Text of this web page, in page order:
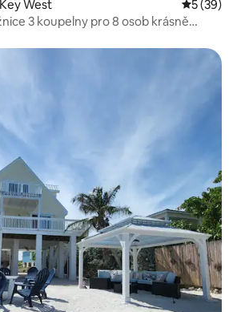
West Průměrné
5 (39)
3 koupelny pro 8 osob krásně